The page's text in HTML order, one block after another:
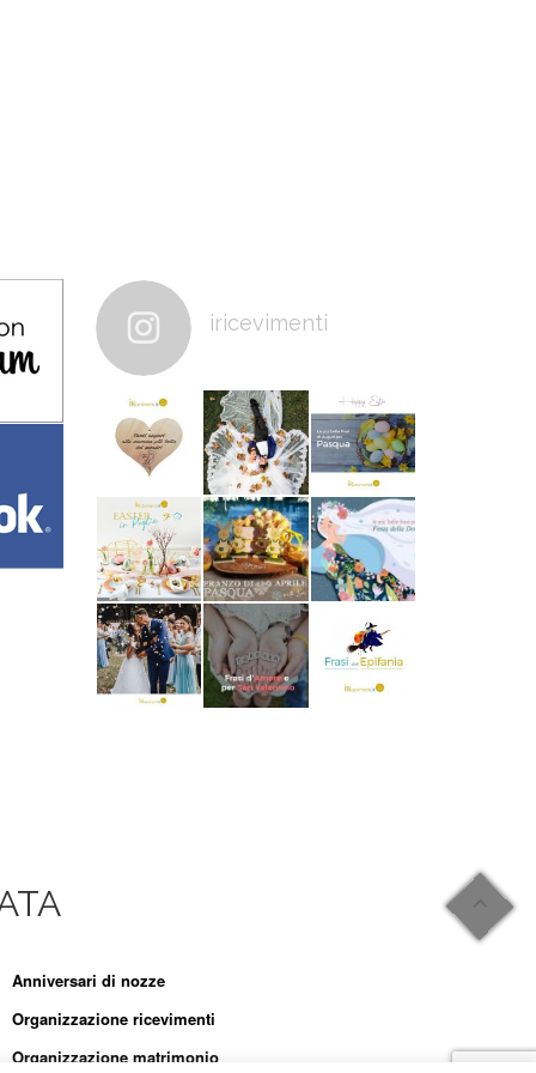
iricevimenti
Anniversari di nozze
Organizzazione ricevimenti
Organizzazione matrimonio